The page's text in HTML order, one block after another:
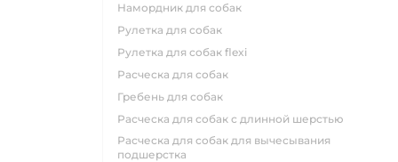
намордник для собак
рулетка для собак
рулетка для собак flexi
расческа для собак
гребень для собак
расческа для собак с длинной шерстью
расческа для собак для вычесывания
подшерстка